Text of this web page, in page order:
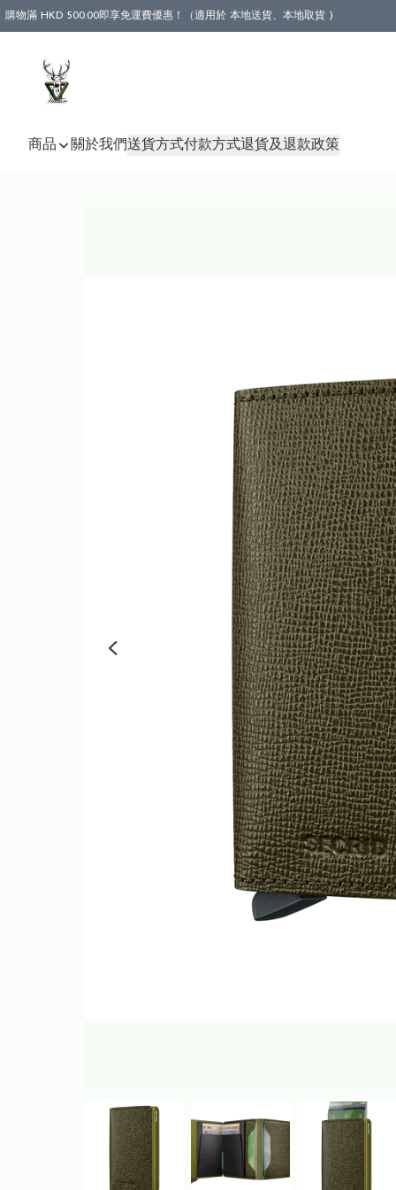
購物滿 HKD 500.00即享免運費優惠！（適用於 本地送貨、本地取貨 )
商品 關於我們送貨方式付款方式退貨及退款政策